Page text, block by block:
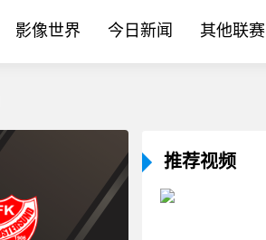
影像世界 今日新闻 其他联赛
推荐视频